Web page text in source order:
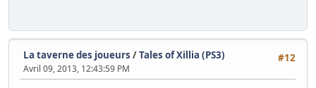
#12
La taverne des joueurs /Tales of Xillia (PS3)
Avril 09, 2013, 12:43:59 PM